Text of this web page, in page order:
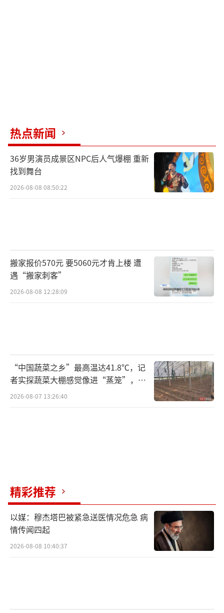
热点新闻
36岁男演员成景区NPC后人气爆棚 重新
找到舞台
2026-08-08 08:50:22
搬家报价570元 要5060元才肯上楼 遭
遇“搬家刺客”
2026-08-08 12:28:09
“中国蔬菜之乡”最高温达41.8℃，记
者实探蔬菜大棚感觉像进“蒸笼”，有
村民称只能凌晨两点起来干活
2026-08-07 13:26:40
精彩推荐
以媒：穆杰塔巴被紧急送医情况危急 病
情传闻四起
2026-08-08 10:40:37